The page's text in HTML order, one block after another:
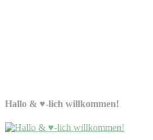
Hallo & ♥-lich willkommen!